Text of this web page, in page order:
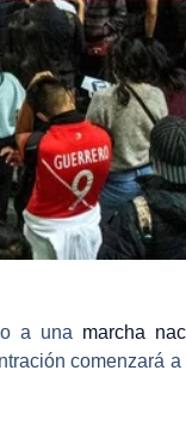
a una marcha
comenzará